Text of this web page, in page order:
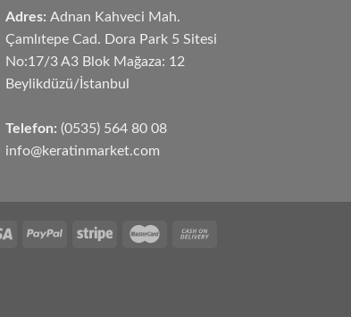
Adres: Adnan Kahveci Mah.
Çamlıtepe Cad. Dora Park 5 Sitesi
No:17/3 A3 Blok Mağaza: 12
Beylikdüzü/İstanbul
Telefon: (0535) 564 80 08
info@keratinmarket.com